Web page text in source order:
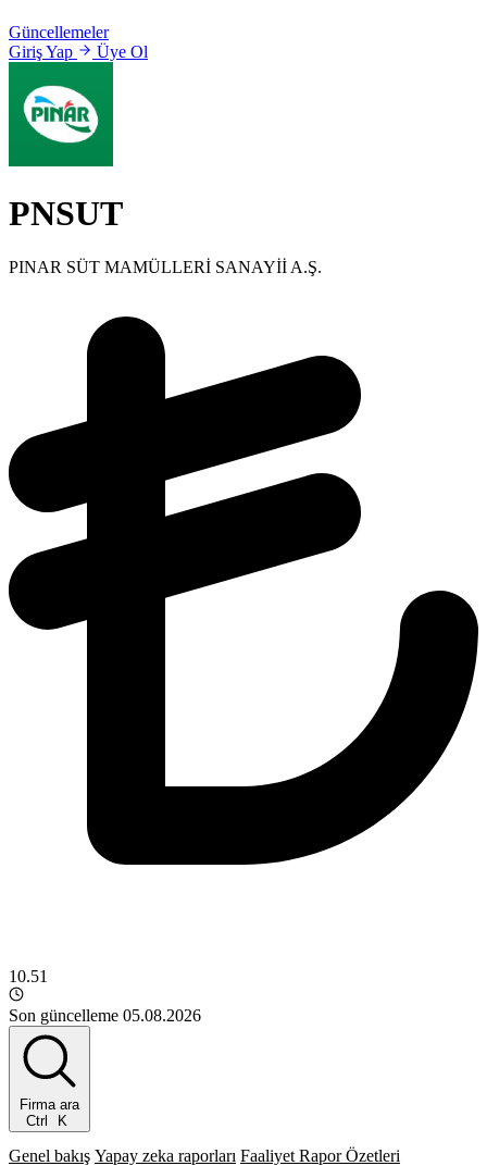
Güncellemeler
Giriş Yap
Üye Ol
PNSUT
PINAR SÜT MAMÜLLERİ SANAYİİ A.Ş.
10.51
Son güncelleme 05.08.2026
Firma ara
Ctrl
K
Genel bakış Yapay zeka raporları Faaliyet Rapor Özetleri